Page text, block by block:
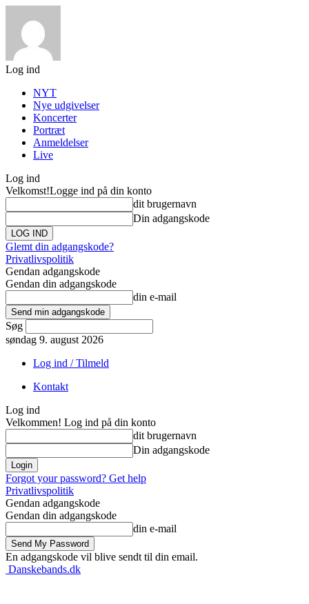
Log ind
NYT
Nye udgivelser
Koncerter
Portræt
Anmeldelser
Live
Log ind
Velkomst!Logge ind på din konto
dit brugernavn
Din adgangskode
Glemt din adgangskode?
Privatlivspolitik
Gendan adgangskode
Gendan din adgangskode
din e-mail
Søg
søndag 9. august 2026
Log ind / Tilmeld
Kontakt
Log ind
Velkommen! Log ind på din konto
dit brugernavn
Din adgangskode
Forgot your password? Get help
Privatlivspolitik
Gendan adgangskode
Gendan din adgangskode
din e-mail
En adgangskode vil blive sendt til din email.
Danskebands.dk